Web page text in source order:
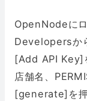
OpenNodeに
Developers
[Add API Key]
店舗名、
[generate]を